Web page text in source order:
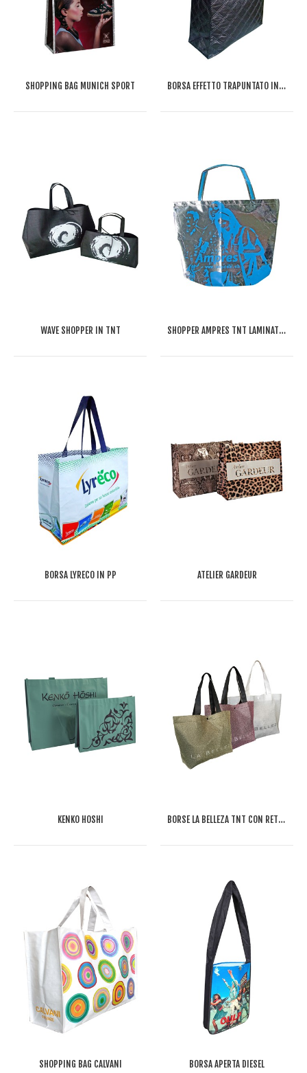
SHOPPING BAG MUNICH SPORT BORSA EFFETTO TRAPUNTATO IN TNT
WAVE SHOPPER IN TNT SHOPPER AMPRES TNT LAMINATO ARGENTO
BORSA LYRECO IN PP ATELIER GARDEUR
KENKO HOSHI BORSE LA BELLEZA TNT CON RETE METALLIZZATA
SHOPPING BAG CALVANI BORSA APERTA DIESEL